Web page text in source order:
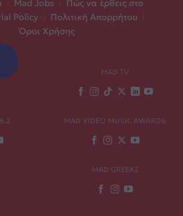
Mad Jobs
Πώς να έρθεις στο
Policy Πολιτική Απορρήτου
Όροι Χρήσης
MAD TV
MAD VIDEO MUSIC AWARDS
MAD GREEKZ